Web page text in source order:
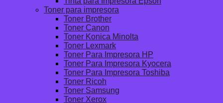
Toner para impresora
Toner Brother
Toner Canon
Toner Konica Minolta
Toner Lexmark
Toner Para Impresora HP
Toner Para Impresora Kyocera
Toner Para Impresora Toshiba
Toner Ricoh
Toner Samsung
Toner Xerox